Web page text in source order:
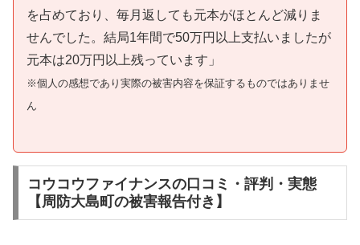
を占めており、毎月返しても元本がほとんど減りま
せんでした。結局1年間で50万円以上支払いましたが
元本は20万円以上残っています」
※個人の感想であり実際の被害内容を保証するものではありませ
ん
コウコウファイナンスの口コミ・評判・実態
【周防大島町の被害報告付き】